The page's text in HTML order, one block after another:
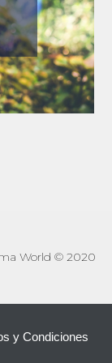
World © 2020
y Condiciones